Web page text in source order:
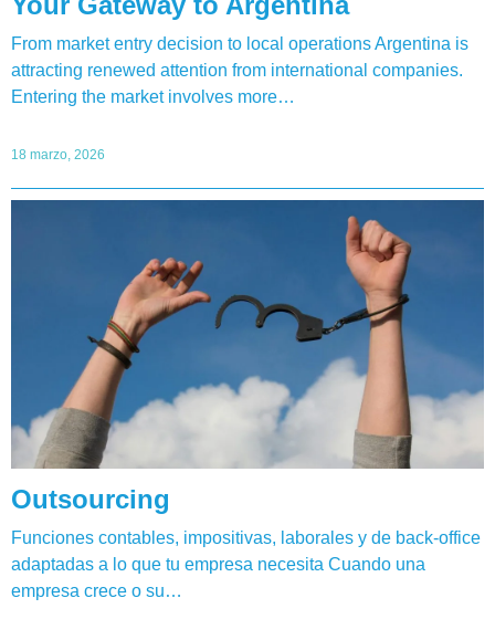
From market entry decision to local operations Argentina is
attracting renewed attention from international companies.
Entering the market involves more…
18 marzo, 2026
Outsourcing
Funciones contables, impositivas, laborales y de back-office
adaptadas a lo que tu empresa necesita Cuando una
empresa crece o su…